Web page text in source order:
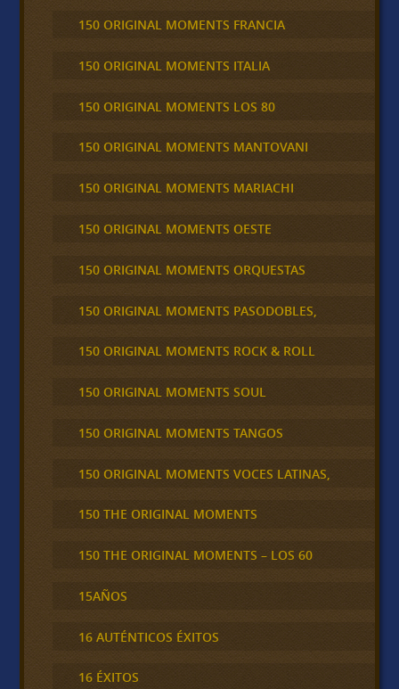
150 ORIGINAL MOMENTS FRANCIA
150 ORIGINAL MOMENTS ITALIA
150 ORIGINAL MOMENTS LOS 80
150 ORIGINAL MOMENTS MANTOVANI
150 ORIGINAL MOMENTS MARIACHI
150 ORIGINAL MOMENTS OESTE
150 ORIGINAL MOMENTS ORQUESTAS
150 ORIGINAL MOMENTS PASODOBLES,
150 ORIGINAL MOMENTS ROCK & ROLL
150 ORIGINAL MOMENTS SOUL
150 ORIGINAL MOMENTS TANGOS
150 ORIGINAL MOMENTS VOCES LATINAS,
150 THE ORIGINAL MOMENTS
150 THE ORIGINAL MOMENTS – LOS 60
15AÑOS
16 AUTÉNTICOS ÉXITOS
16 ÉXITOS